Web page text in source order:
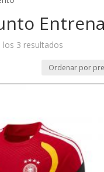
3 resultadosOrdenado
precio:
alto